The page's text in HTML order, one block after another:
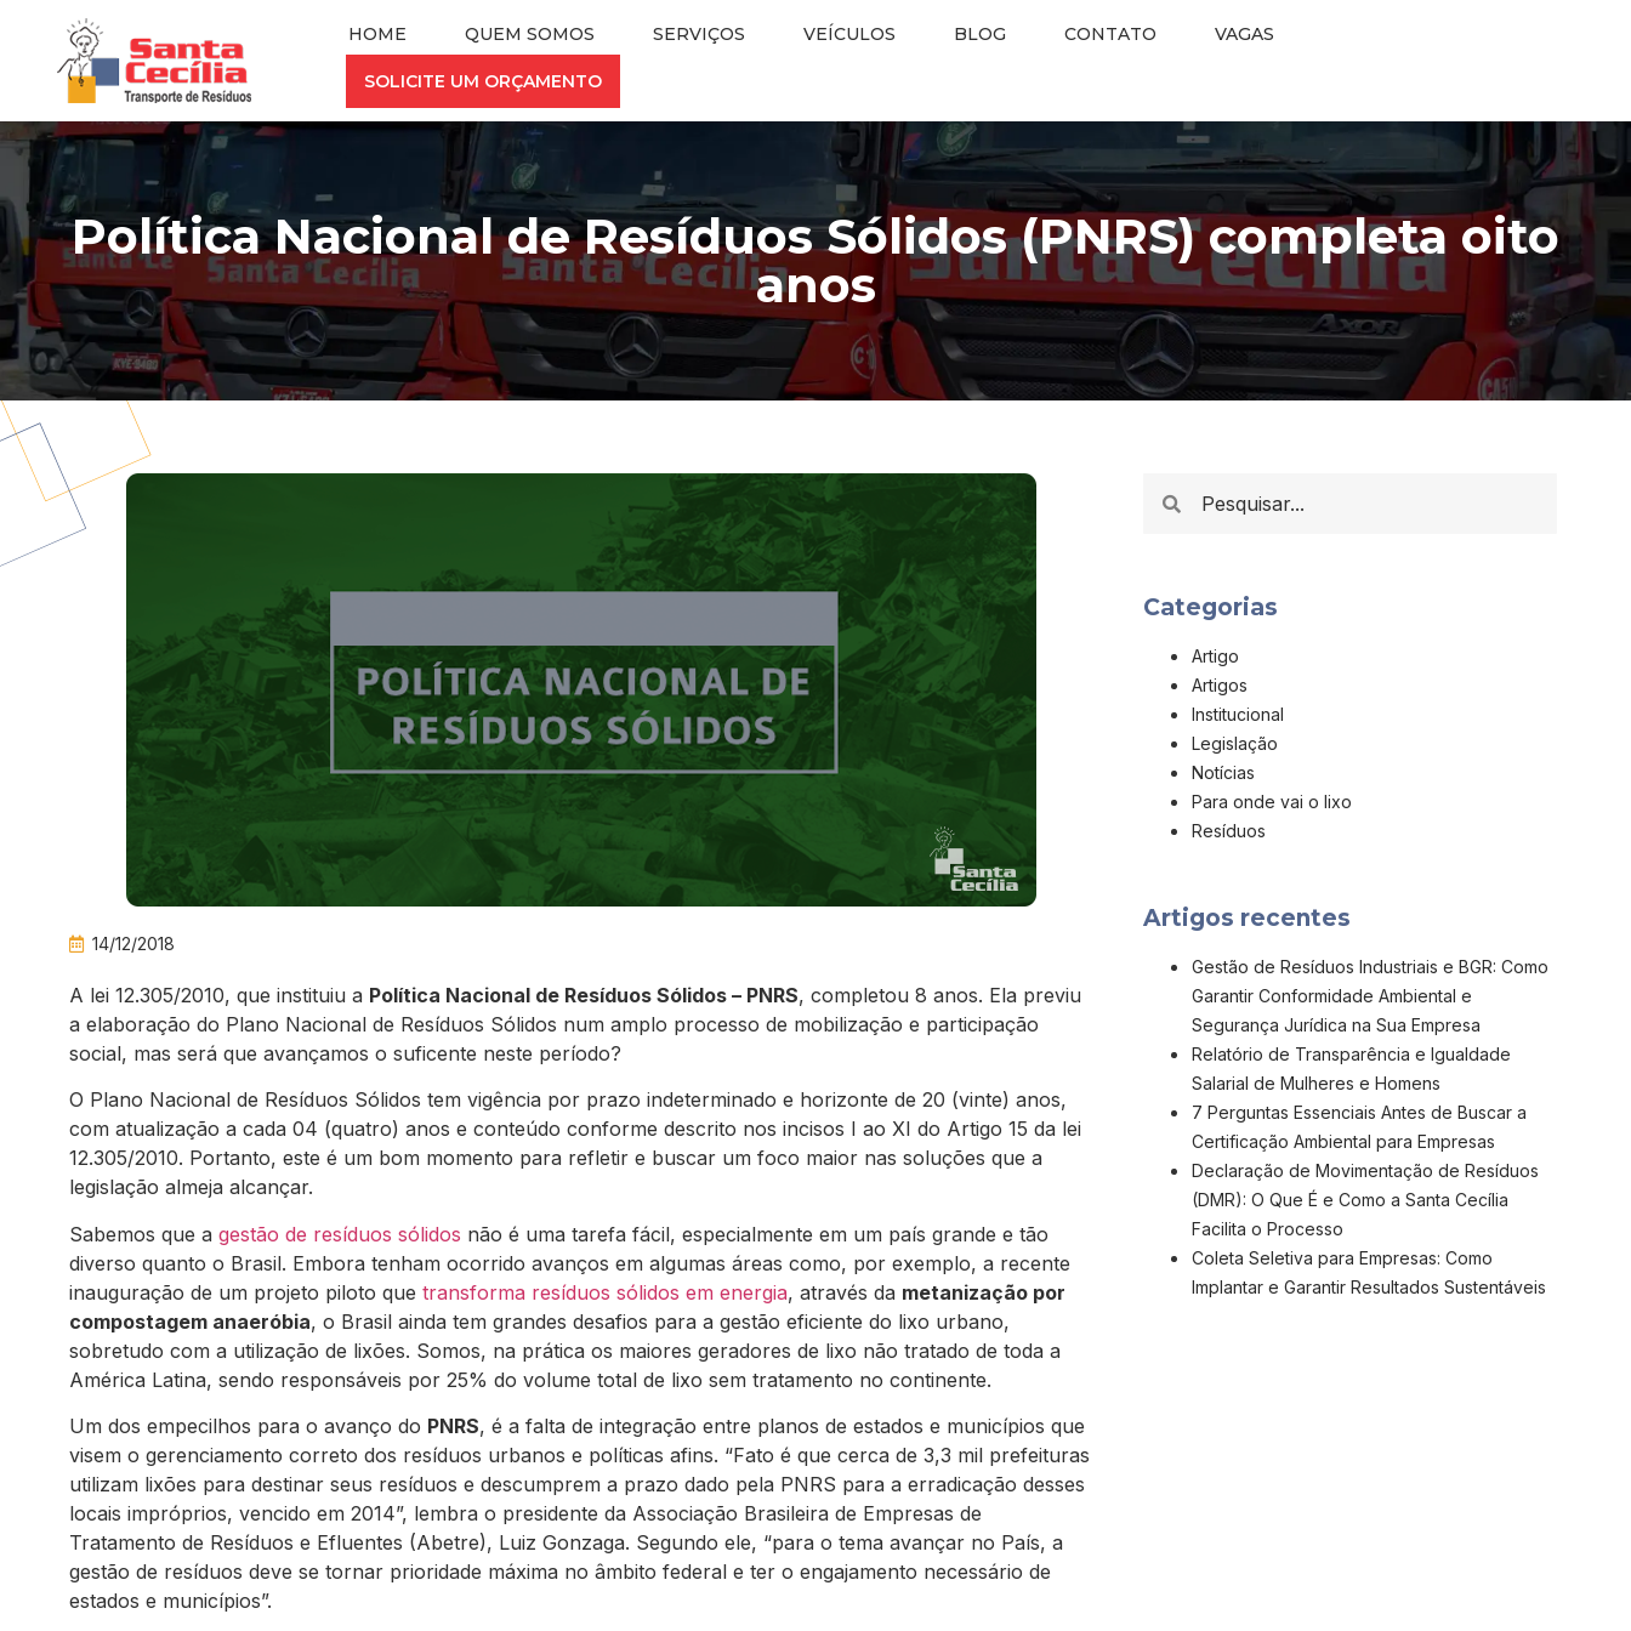
HOME QUEM SOMOS SERVIÇOS VEÍCULOS BLOG CONTATO VAGAS
SOLICITE UM ORÇAMENTO
Política Nacional de Resíduos Sólidos (PNRS) completa oito
anos
14/12/2018
A lei 12.305/2010, que instituiu a Política Nacional de Resíduos Sólidos – PNRS, completou 8 anos. Ela previu
a elaboração do Plano Nacional de Resíduos Sólidos num amplo processo de mobilização e participação
social, mas será que avançamos o suficente neste período?
O Plano Nacional de Resíduos Sólidos tem vigência por prazo indeterminado e horizonte de 20 (vinte) anos,
com atualização a cada 04 (quatro) anos e conteúdo conforme descrito nos incisos I ao XI do Artigo 15 da lei
12.305/2010. Portanto, este é um bom momento para refletir e buscar um foco maior nas soluções que a
legislação almeja alcançar.
Sabemos que a gestão de resíduos sólidos não é uma tarefa fácil, especialmente em um país grande e tão
diverso quanto o Brasil. Embora tenham ocorrido avanços em algumas áreas como, por exemplo, a recente
inauguração de um projeto piloto que transforma resíduos sólidos em energia, através da metanização por
compostagem anaeróbia, o Brasil ainda tem grandes desafios para a gestão eficiente do lixo urbano,
sobretudo com a utilização de lixões. Somos, na prática os maiores geradores de lixo não tratado de toda a
América Latina, sendo responsáveis por 25% do volume total de lixo sem tratamento no continente.
Um dos empecilhos para o avanço do PNRS, é a falta de integração entre planos de estados e municípios que
visem o gerenciamento correto dos resíduos urbanos e políticas afins. “Fato é que cerca de 3,3 mil prefeituras
utilizam lixões para destinar seus resíduos e descumprem a prazo dado pela PNRS para a erradicação desses
locais impróprios, vencido em 2014”, lembra o presidente da Associação Brasileira de Empresas de
Tratamento de Resíduos e Efluentes (Abetre), Luiz Gonzaga. Segundo ele, “para o tema avançar no País, a
gestão de resíduos deve se tornar prioridade máxima no âmbito federal e ter o engajamento necessário de
estados e municípios”.
Categorias
Artigo
Artigos
Institucional
Legislação
Notícias
Para onde vai o lixo
Resíduos
Artigos recentes
Gestão de Resíduos Industriais e BGR: Como
Garantir Conformidade Ambiental e
Segurança Jurídica na Sua Empresa
Relatório de Transparência e Igualdade
Salarial de Mulheres e Homens
7 Perguntas Essenciais Antes de Buscar a
Certificação Ambiental para Empresas
Declaração de Movimentação de Resíduos
(DMR): O Que É e Como a Santa Cecília
Facilita o Processo
Coleta Seletiva para Empresas: Como
Implantar e Garantir Resultados Sustentáveis